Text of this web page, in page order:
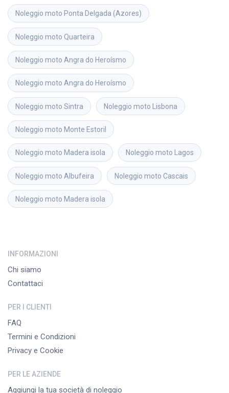
Noleggio moto Ponta Delgada (Azores)
Noleggio moto Quarteira
Noleggio moto Angra do Heroísmo
Noleggio moto Angra do Heroísmo
Noleggio moto Sintra Noleggio moto Lisbona
Noleggio moto Monte Estoril
Noleggio moto Madera isola Noleggio moto Lagos
Noleggio moto Albufeira Noleggio moto Cascais
Noleggio moto Madera isola
INFORMAZIONI
Chi siamo
Contattaci
PER I CLIENTI
FAQ
Termini e Condizioni
Privacy e Cookie
PER LE AZIENDE
Aggiungi la tua società di noleggio